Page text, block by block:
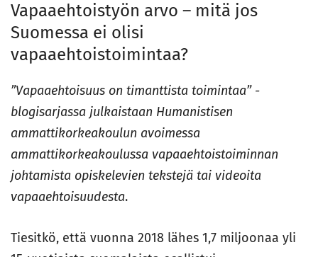
Vapaaehtoistyön arvo – mitä jos
Suomessa ei olisi
vapaaehtoistoimintaa?
”Vapaaehtoisuus on timanttista toimintaa” -
blogisarjassa julkaistaan Humanistisen
ammattikorkeakoulun avoimessa
ammattikorkeakoulussa vapaaehtoistoiminnan
johtamista opiskelevien tekstejä tai videoita
vapaaehtoisuudesta.
Tiesitkö, että vuonna 2018 lähes 1,7 miljoonaa yli